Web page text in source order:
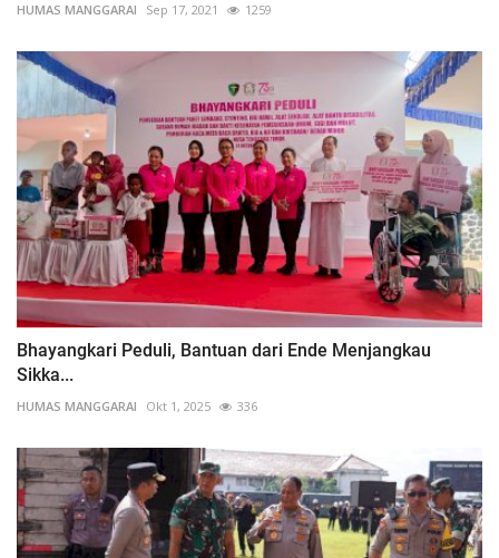
HUMAS MANGGARAI Sep 17, 2021 1259
Bhayangkari Peduli, Bantuan dari Ende Menjangkau
Sikka...
HUMAS MANGGARAI Okt 1, 2025 336